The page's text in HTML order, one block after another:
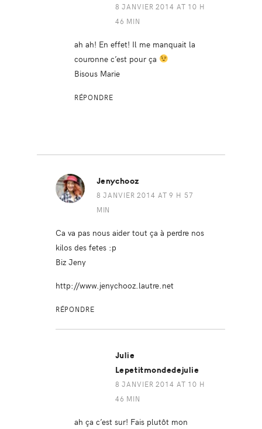
8 JANVIER 2014 AT 10 H
46 MIN
ah ah! En effet! Il me manquait la
couronne c’est pour ça
Bisous Marie
RÉPONDRE
Jenychooz
8 JANVIER 2014 AT 9 H 57
MIN
Ca va pas nous aider tout ça à perdre nos
kilos des fetes :p
Biz Jeny
http://www.jenychooz.lautre.net
RÉPONDRE
Julie
Lepetitmondedejulie
8 JANVIER 2014 AT 10 H
46 MIN
ah ça c’est sur! Fais plutôt mon